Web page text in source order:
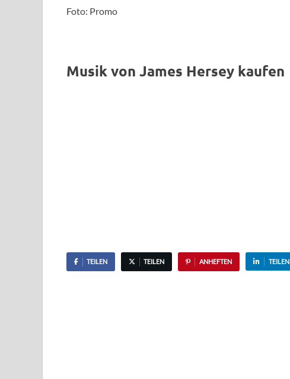
Foto: Promo
Musik von James Hersey kaufen
TEILEN TEILEN ANHEFTEN TEILEN